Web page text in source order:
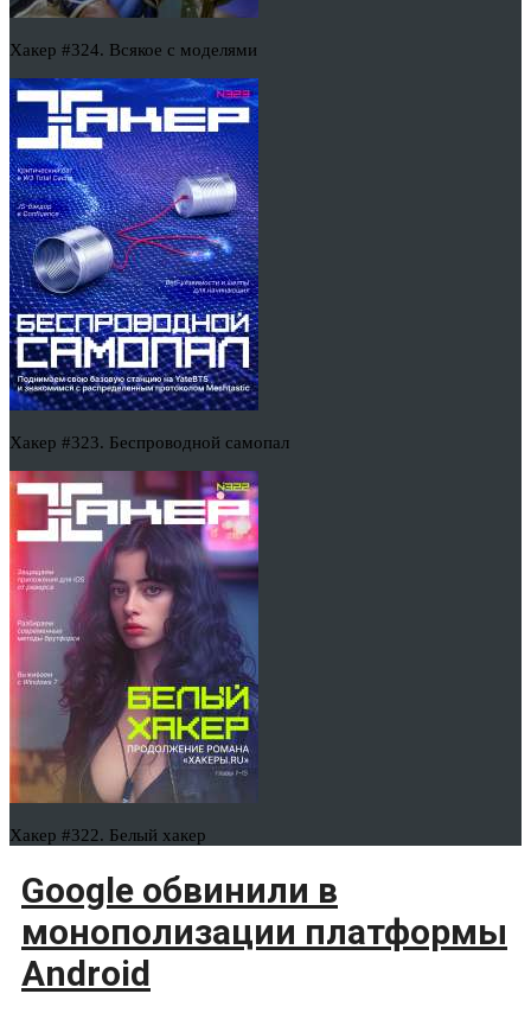
Хакер #324. Всякое с моделями
Хакер #323. Беспроводной самопал
Хакер #322. Белый хакер
Google обвинили в
монополизации платформы
Android